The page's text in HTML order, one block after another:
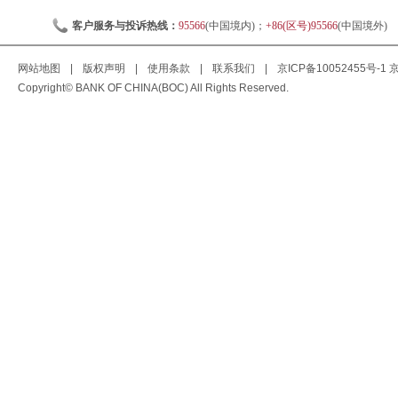
客户服务与投诉热线： 95566(中国境内)； +86(区号)95566(中国境外)
网站地图 版权声明 使用条款 联系我们 京ICP备10052455号-1
Copyright© BANK OF CHINA(BOC) All Rights Reserved.